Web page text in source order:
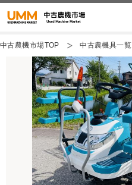
中古農機市場TOP 中古農機具一覧